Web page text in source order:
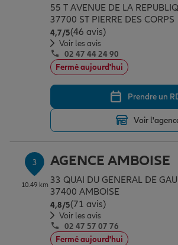
Transmission
Départ à la retraite
Préparer l’avenir
Assurance habitation
Le Pack Famille
Garantie des accidents de la vie
Assurance scolaire
Protection juridique
Retraite
Allianz en France
55 T AVENUE DE LA
37700 ST PIERRE DES CORPS
4,7/5Note de 4.7 sur 5
(46 avis)
Voir les avis
02 47 44 24 90
Fermé aujourd'hui
Prendre un
Voir
3
10.49 km
AGENCE AMBOISE
33 QUAI DU GENERAL DE
37400 AMBOISE
4,8/5Note de 4.8 sur 5
(71 avis)
Voir les avis
02 47 57 07 76
Fermé aujourd'hui